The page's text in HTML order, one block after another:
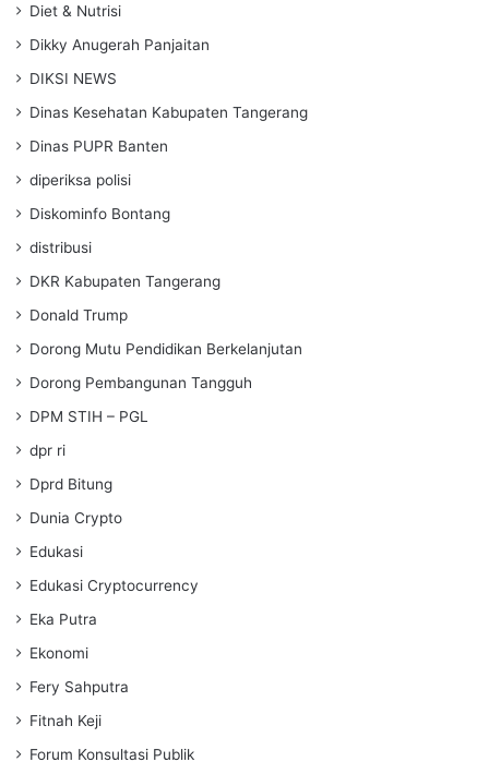
Diet & Nutrisi
Dikky Anugerah Panjaitan
DIKSI NEWS
Dinas Kesehatan Kabupaten Tangerang
Dinas PUPR Banten
diperiksa polisi
Diskominfo Bontang
distribusi
DKR Kabupaten Tangerang
Donald Trump
Dorong Mutu Pendidikan Berkelanjutan
Dorong Pembangunan Tangguh
DPM STIH – PGL
dpr ri
Dprd Bitung
Dunia Crypto
Edukasi
Edukasi Cryptocurrency
Eka Putra
Ekonomi
Fery Sahputra
Fitnah Keji
Forum Konsultasi Publik